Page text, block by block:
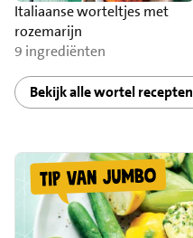
Italiaanse worteltjes met
rozemarijn
9 ingrediënten
Bekijk alle wortel recepten